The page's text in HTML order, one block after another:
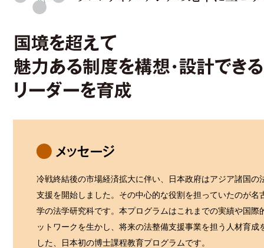
冷戦終結後の市場経済拡大に伴い、日本政府はアジア諸国の
支援を開始しました。その中心的な役割を担っていたのが名
学の法学研究科です。本プログラムはこれまでの実績や国際
ットワークを生かし、将来の法整備支援事業を担う人材育成
した、日本初の博士課程教育プログラムです。